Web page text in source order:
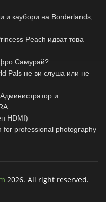
и каубори на Borderlands,
Peach идват това
Самурай?
Pals не ви слуша или не
и
HDMI)
for professional photography
2026. All right reserved.